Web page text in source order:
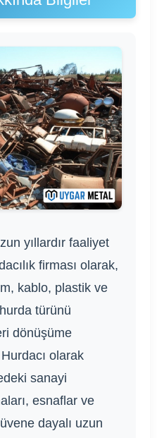
yıllardır faaliyet
firması olarak,
kablo, plastik ve
türünü
dönüşüme
olarak
sanayi
esnaflar ve
dayalı uzun